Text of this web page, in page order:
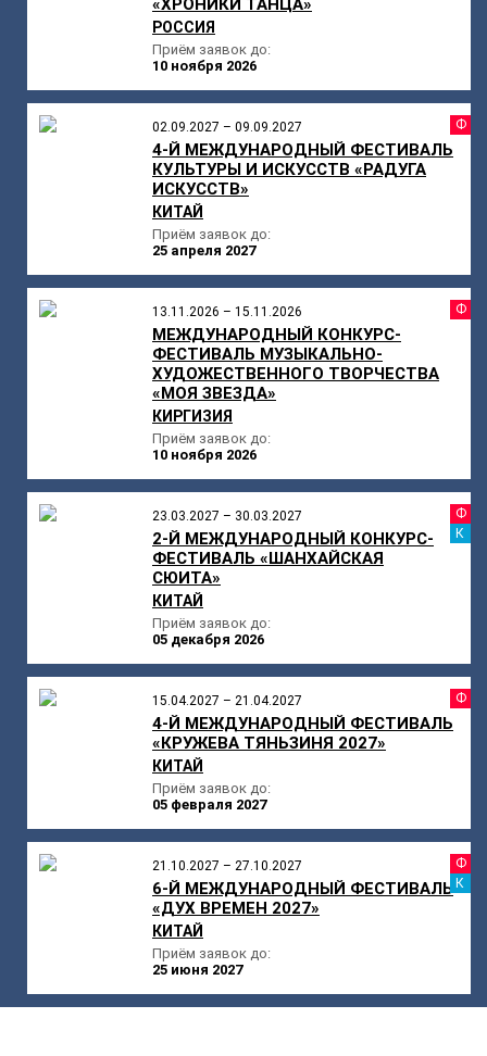
«ХРОНИКИ ТАНЦА»
РОССИЯ
Приём заявок до:
10 ноября 2026
02.09.2027 – 09.09.2027
4-Й МЕЖДУНАРОДНЫЙ ФЕСТИВАЛЬ
КУЛЬТУРЫ И ИСКУССТВ «РАДУГА
ИСКУССТВ»
КИТАЙ
Приём заявок до:
25 апреля 2027
13.11.2026 – 15.11.2026
МЕЖДУНАРОДНЫЙ КОНКУРС-
ФЕСТИВАЛЬ МУЗЫКАЛЬНО-
ХУДОЖЕСТВЕННОГО ТВОРЧЕСТВА
«МОЯ ЗВЕЗДА»
КИРГИЗИЯ
Приём заявок до:
10 ноября 2026
23.03.2027 – 30.03.2027
2-Й МЕЖДУНАРОДНЫЙ КОНКУРС-
ФЕСТИВАЛЬ «ШАНХАЙСКАЯ
СЮИТА»
КИТАЙ
Приём заявок до:
05 декабря 2026
15.04.2027 – 21.04.2027
4-Й МЕЖДУНАРОДНЫЙ ФЕСТИВАЛЬ
«КРУЖЕВА ТЯНЬЗИНЯ 2027»
КИТАЙ
Приём заявок до:
05 февраля 2027
21.10.2027 – 27.10.2027
6-Й МЕЖДУНАРОДНЫЙ ФЕСТИВАЛЬ
«ДУХ ВРЕМЕН 2027»
КИТАЙ
Приём заявок до:
25 июня 2027